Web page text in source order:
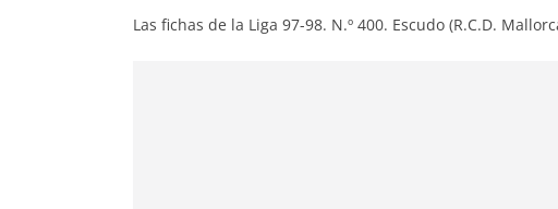
Las fichas de la Liga 97-98. N.º 400. Escudo (R.C.D.